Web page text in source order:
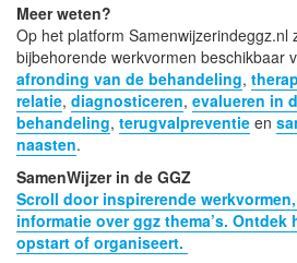
Meer weten?
Op het platform Samenwijzerindeggz.nl
bijbehorende werkvormen beschikbaar
afronding van de behandeling,
relatie, diagnosticeren, evalueren in
behandeling, terugvalpreventie en
naasten.
SamenWijzer in de GGZ
Scroll door inspirerende
informatie over ggz thema’s. Ontdek
opstart of organiseert.